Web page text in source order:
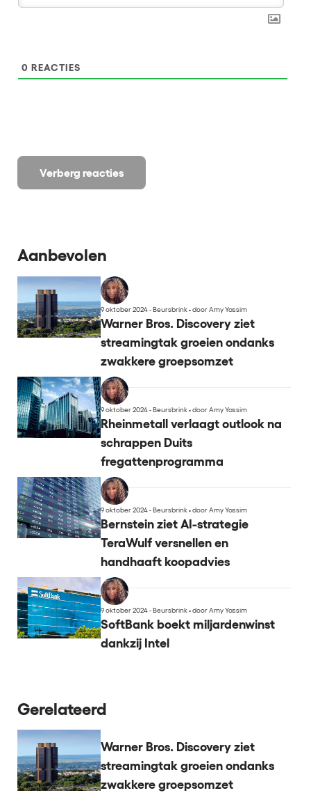
Verberg reacties
0 REACTIES
Aanbevolen
9 oktober 2024 - Beursbrink•door Amy Yassim
Warner Bros. Discovery ziet
streamingtak groeien ondanks
zwakkere groepsomzet
9 oktober 2024 - Beursbrink•door Amy Yassim
Rheinmetall verlaagt outlook na
schrappen Duits
fregattenprogramma
9 oktober 2024 - Beursbrink•door Amy Yassim
Bernstein ziet AI-strategie
TeraWulf versnellen en
handhaaft koopadvies
9 oktober 2024 - Beursbrink•door Amy Yassim
SoftBank boekt miljardenwinst
dankzij Intel
Gerelateerd
Warner Bros. Discovery ziet
streamingtak groeien ondanks
zwakkere groepsomzet